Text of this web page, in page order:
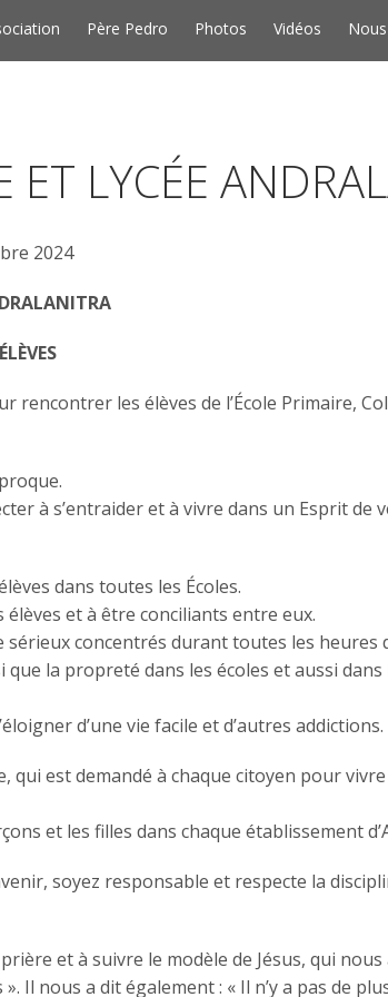
Père Pedro Photos Vidéos
ET LYCÉE
2024
rencontrer les élèves de l’École Primaire,
à s’entraider et à vivre dans un Esprit de
dans toutes les Écoles.
et à être conciliants entre eux.
sérieux concentrés durant toutes les heures
la propreté dans les écoles et aussi dans
d’une vie facile et d’autres addictions.
qui est demandé à chaque citoyen pour
et les filles dans chaque établissement
soyez responsable et respecte la
et à suivre le modèle de Jésus, qui nous
Il nous a dit également : « Il n’y a pas de